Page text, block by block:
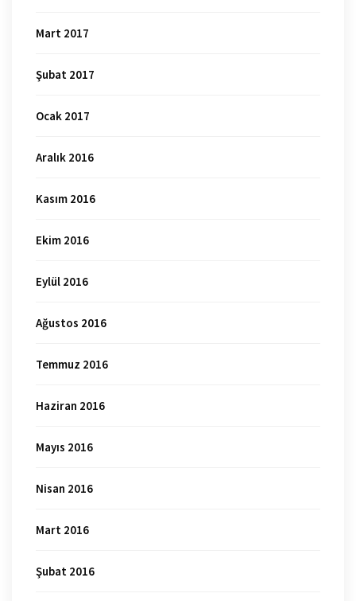
Mart 2017
Şubat 2017
Ocak 2017
Aralık 2016
Kasım 2016
Ekim 2016
Eylül 2016
Ağustos 2016
Temmuz 2016
Haziran 2016
Mayıs 2016
Nisan 2016
Mart 2016
Şubat 2016